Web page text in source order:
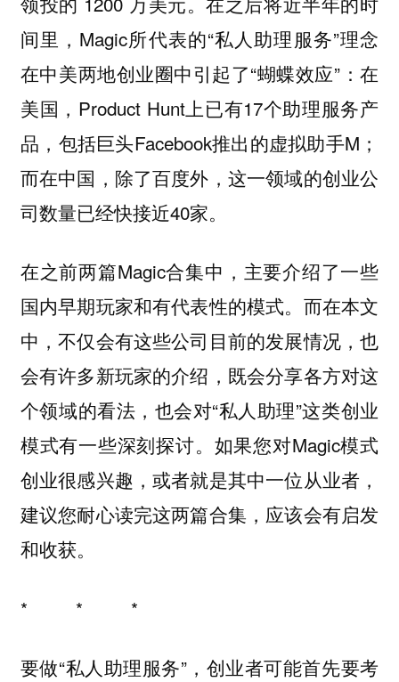
间里，Magic所代表的“私人助理服务”理念
在中美两地创业圈中引起了“蝴蝶效应”：在
美国，Product Hunt上已有17个助理服务产
品，包括巨头Facebook推出的虚拟助手M；
而在中国，除了百度外，这一领域的创业公
司数量已经快接近40家。
在之前两篇Magic合集中，主要介绍了一些
国内早期玩家和有代表性的模式。而在本文
中，不仅会有这些公司目前的发展情况，也
会有许多新玩家的介绍，既会分享各方对这
个领域的看法，也会对“私人助理”这类创业
模式有一些深刻探讨。如果您对Magic模式
创业很感兴趣，或者就是其中一位从业者，
建议您耐心读完这两篇合集，应该会有启发
和收获。
* * *
要做“私人助理服务”，创业者可能首先要考